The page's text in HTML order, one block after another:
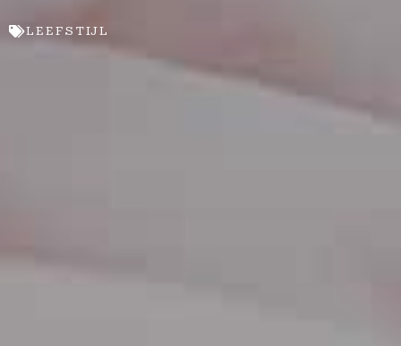
LEEFSTIJL